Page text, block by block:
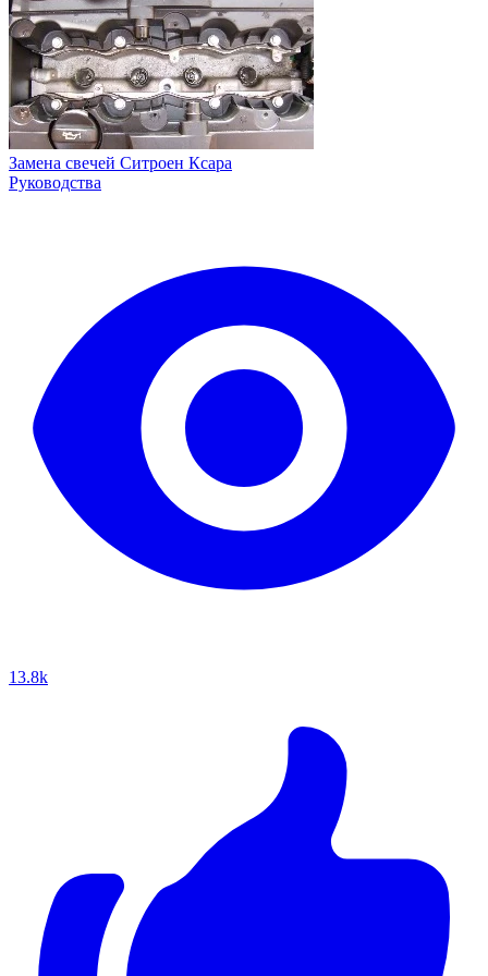
Замена свечей Ситроен Ксара
Руководства
13.8k